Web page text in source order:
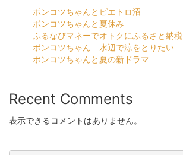
ポンコツちゃんとピエトロ沼
ポンコツちゃんと夏休み
ふるなびマネーでオトクにふるさと納税
ポンコツちゃん 水辺で涼をとりたい
ポンコツちゃんと夏の新ドラマ
Recent Comments
表示できるコメントはありません。